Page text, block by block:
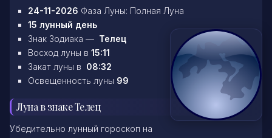
24-11-2026 Фаза Луны: Полная Луна
15 лунный день
Знак Зодиака — Телец
Восход луны в 15:11
Закат луны в 08:32
Освещенность луны 99
Луна в знаке Телец
Убедительно лунный гороскоп на